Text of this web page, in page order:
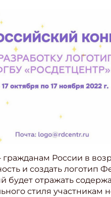
России в
и создать логотип
будет отражать
стиля участникам